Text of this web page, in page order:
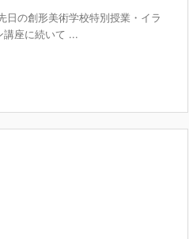
日の創形美術学校特別授業・イラ
講座に続いて ...